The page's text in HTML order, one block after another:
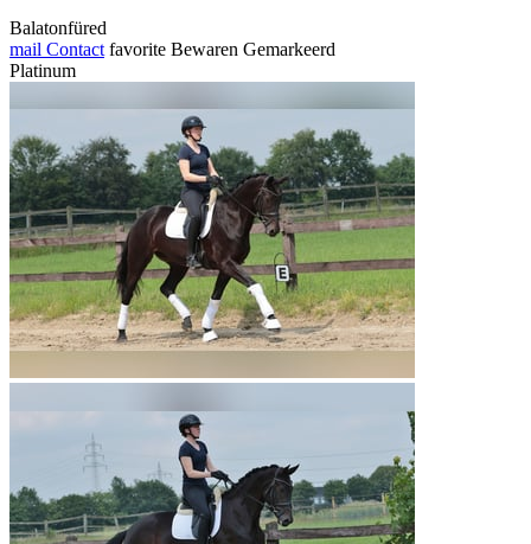
Balatonfüred
mail Contact favorite Bewaren Gemarkeerd
Platinum